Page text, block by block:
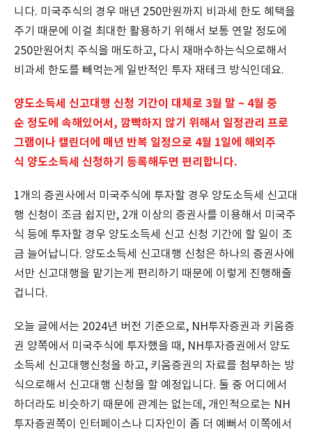
니다. 미국주식의 경우 매년 250만원까지 비과세 한도 혜택을
주기 때문에 이걸 최대한 활용하기 위해서 보통 연말 정도에
250만원어치 주식을 매도하고, 다시 재매수하는식으로해서
비과세 한도를 빼먹는게 일반적인 투자 재테크 방식인데요.
양도소득세 신고대행 신청 기간이 대체로 3월 말 ~ 4월 중
순 정도에 속해있어서, 깜빡하지 않기 위해서 일정관리 프로
그램이나 캘린더에 매년 반복 일정으로 4월 1일에 해외주
식 양도소득세 신청하기 등록해두면 편리합니다.
1개의 증권사에서 미국주식에 투자할 경우 양도소득세 신고대
행 신청이 조금 쉽지만, 2개 이상의 증권사를 이용해서 미국주
식 등에 투자할 경우 양도소득세 신고 신청 기간에 할 일이 조
금 늘어납니다. 양도소득세 신고대행 신청은 하나의 증권사에
서만 신고대행을 맡기는게 편리하기 때문에 이렇게 진행해줄
겁니다.
오늘 글에서는 2024년 버전 기준으로, NH투자증권과 키움증
권 양쪽에서 미국주식에 투자했을 때, NH투자증권에서 양도
소득세 신고대행신청을 하고, 키움증권의 자료를 첨부하는 방
식으로해서 신고대행 신청을 할 예정입니다. 둘 중 어디에서
하더라도 비슷하기 때문에 관계는 없는데, 개인적으로는 NH
투자증권쪽이 인터페이스나 디자인이 좀 더 예뻐서 이쪽에서